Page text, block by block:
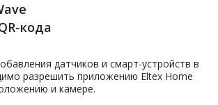
кода
датчиков и смарт-устройств в
разрешить приложению Eltex Home
и камере.